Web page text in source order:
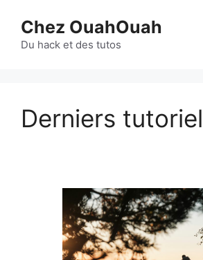
contenu
Chez OuahOuah
Du hack et des tutos
Derniers